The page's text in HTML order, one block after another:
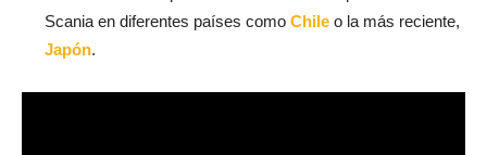
Scania en diferentes países como Chile o la más reciente,
Japón.